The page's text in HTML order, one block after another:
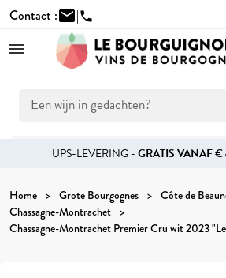
Contact :mail|phone
UPS-LEVERING -GRATIS VANAF
Home Grote Bourgognes
Côte de
Chassagne-Montrachet
Chassagne-Montrachet Premier Cru wit 2023